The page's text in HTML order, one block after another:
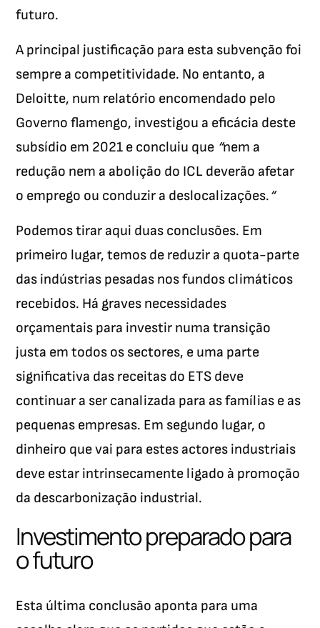
futuro.
A principal justificação para esta subvenção foi
sempre a competitividade. No entanto, a
Deloitte, num relatório encomendado pelo
Governo flamengo, investigou a eficácia deste
subsídio em 2021 e concluiu que “nem a
redução nem a abolição do ICL deverão afetar
o emprego ou conduzir a deslocalizações.“
Podemos tirar aqui duas conclusões. Em
primeiro lugar, temos de reduzir a quota-parte
das indústrias pesadas nos fundos climáticos
recebidos. Há graves necessidades
orçamentais para investir numa transição
justa em todos os sectores, e uma parte
significativa das receitas do ETS deve
continuar a ser canalizada para as famílias e as
pequenas empresas. Em segundo lugar, o
dinheiro que vai para estes actores industriais
deve estar intrinsecamente ligado à promoção
da descarbonização industrial.
Investimento preparado para
o futuro
Esta última conclusão aponta para uma